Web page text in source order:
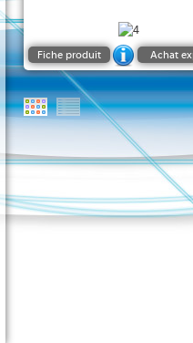
Fiche produit Achat